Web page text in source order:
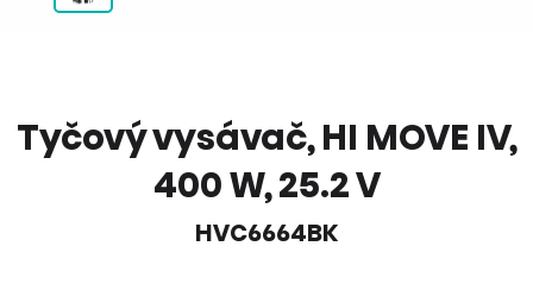
Tyčový vysávač, HI MOVE IV,
400 W, 25.2 V
HVC6664BK